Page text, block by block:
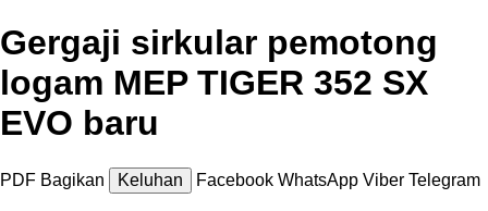
Gergaji sirkular pemotong
logam MEP TIGER 352 SX
EVO baru
PDF Bagikan Keluhan Facebook WhatsApp Viber Telegram